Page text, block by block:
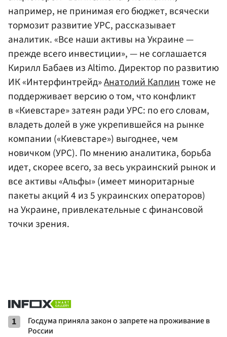
например, не принимая его бюджет, всячески
тормозит развитие УРС, рассказывает
аналитик. «Все наши активы на Украине —
прежде всего инвестиции», — не соглашается
Кирилл Бабаев из Altimo. Директор по развитию
ИК «Интерфинтрейд»Анатолий Каплинтоже не
поддерживает версию о том, что конфликт
в «Киевстаре» затеян ради УРС: по его словам,
владеть долей в уже укрепившейся на рынке
компании («Киевстаре») выгоднее, чем
новичком (УРС). По мнению аналитика, борьба
идет, скорее всего, за весь украинский рынок и
все активы «Альфы» (имеет миноритарные
пакеты акций 4 из 5 украинских операторов)
на Украине, привлекательные с финансовой
точки зрения.
1
Госдума приняла закон о запрете на проживание в
России